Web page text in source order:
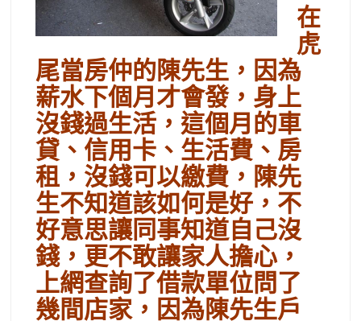
在
虎
尾當房仲的陳先生，因為
薪水下個月才會發，身上
沒錢過生活，這個月的車
貸、信用卡、生活費、房
租，沒錢可以繳費，陳先
生不知道該如何是好，不
好意思讓同事知道自己沒
錢，更不敢讓家人擔心，
上網查詢了借款單位問了
幾間店家，因為陳先生戶